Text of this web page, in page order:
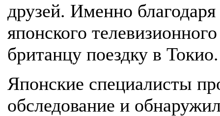
друзей. Именно
японского
британцу поездку в Токио.
Японские специалисты
обследование и